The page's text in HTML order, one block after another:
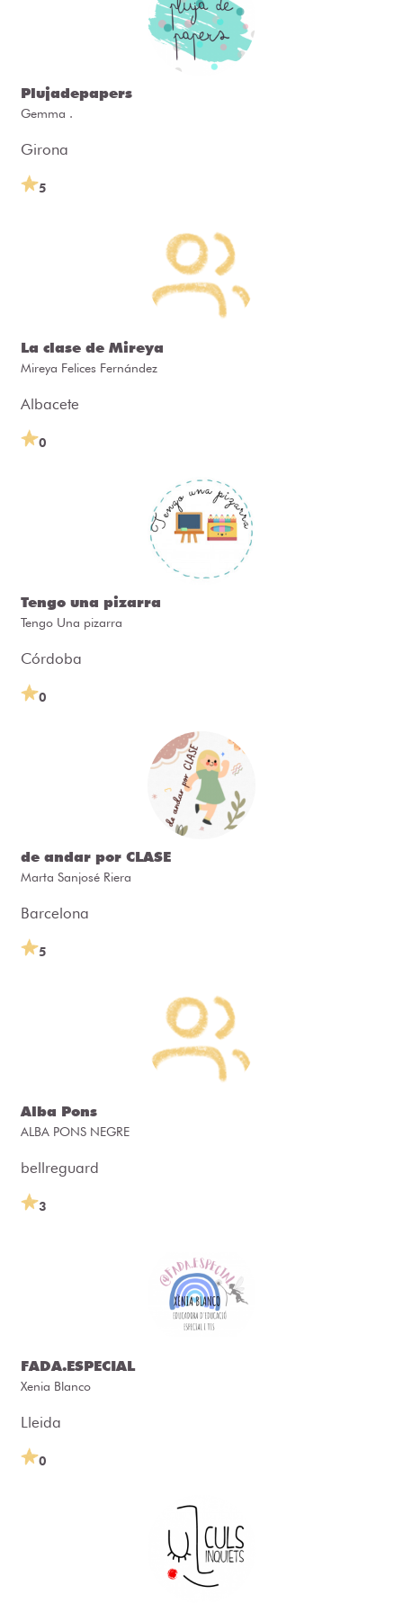
Plujadepapers
Gemma .
Girona
5
La clase de Mireya
Mireya Felices Fernández
Albacete
0
Tengo una pizarra
Tengo Una pizarra
Córdoba
0
de andar por CLASE
Marta Sanjosé Riera
Barcelona
5
Alba Pons
ALBA PONS NEGRE
bellreguard
3
FADA.ESPECIAL
Xenia Blanco
Lleida
0